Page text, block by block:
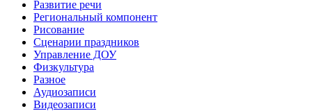
Развитие речи
Региональный компонент
Рисование
Сценарии праздников
Управление ДОУ
Физкультура
Разное
Аудиозаписи
Видеозаписи